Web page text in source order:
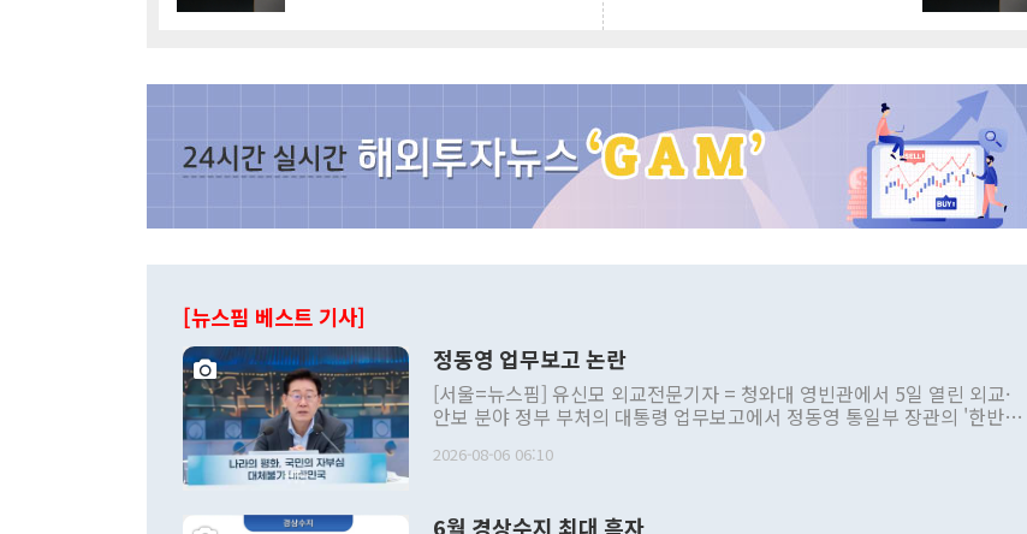
[뉴스핌 베스트 기사]
정동영 업무보고 논란
[서울=뉴스핌] 유신모 외교전문기자 = 청와대 영빈관에서 5일 열린 외교·
안보 분야 정부 부처의 대통령 업무보고에서 정동영 통일부 장관의 '한반도
발언 중에는 정부 내 조율을 거치지 않은 사안을 정책으로 추진하겠다고 공
2026-08-06 06:10
6월 경상수지 최대 흑자